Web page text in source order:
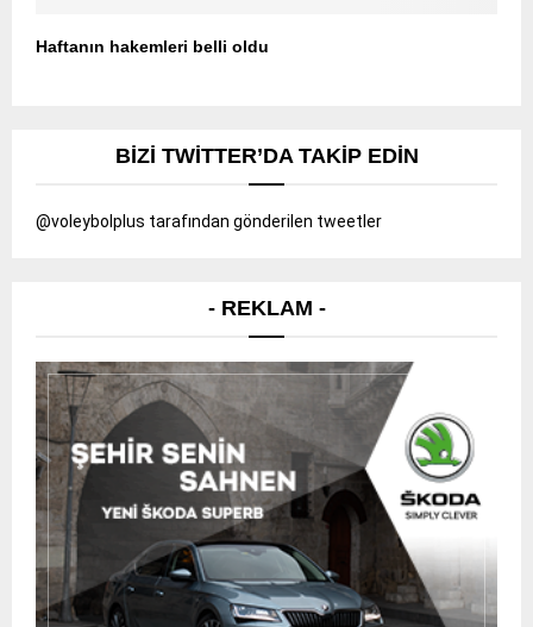
Haftanın hakemleri belli oldu
BIZI TWITTER’DA TAKIP EDIN
@voleybolplus tarafından gönderilen tweetler
- REKLAM -